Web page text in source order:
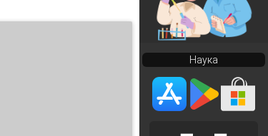
Наука